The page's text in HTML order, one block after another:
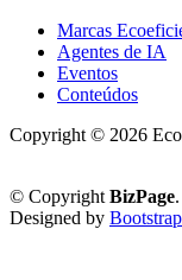
Marcas
Agentes de IA
Eventos
Conteúdos
Copyright © 2026
© Copyright BizPage
Designed by